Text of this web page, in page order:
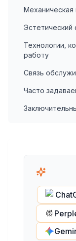
Эстетический
Технологии,
работу
Связь
Часто